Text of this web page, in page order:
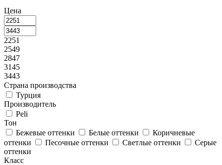
Цена
2251
2549
2847
3145
3443
Страна производства
Турция
Производитель
Peli
Тон
Бежевые оттенки
Белые оттенки
Коричневые
оттенки
Песочные оттенки Светлые оттенки
Серые
оттенки
Класс